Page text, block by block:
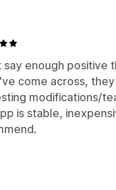
say enough positive
come across,
modifications/
is stable,